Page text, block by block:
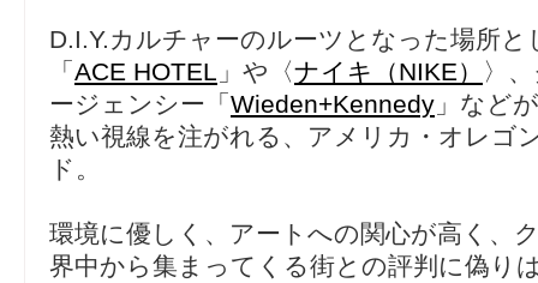
D.I.Y.カルチャーのルーツとなった場所と
「 ACE HOTEL 」や〈ナイキ（NIKE）
〉
ージェンシー「 Wieden+Kennedy 」など
熱い視線を注がれる、アメリカ・オレゴ
ド。
環境に優しく、アートへの関心が高く、
界中から集まってくる街との評判に偽り